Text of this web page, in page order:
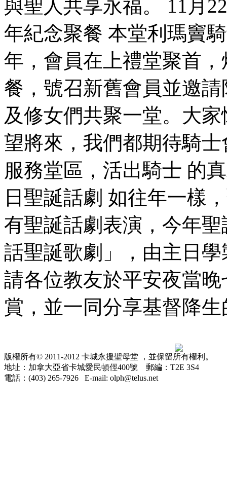
與聖人共享永福。 11月
年紀念聚餐 本堂利瑪竇
年，會員在上禮堂聚首
餐，號召新舊會員並邀
及修女們共聚一堂。大
望將來，我們都期待騎
服務堂區，活出騎士 的
日聖誕話劇 如往年一樣
有聖誕話劇表演，今年
話聖誕歌劇」，由主日
請各位教友於平安夜當
賞，並一同分享基督降
版權所有© 2011-2012 卡城永援聖母堂 ，並保留所有權利。
地址：加拿大亞省卡城愛民頓俓400號 郵編：T2E 3S4
電話：(403) 265-7926 E-mail: olph@telus.net